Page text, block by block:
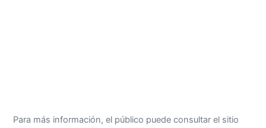
Para más información, el público puede consultar el sitio